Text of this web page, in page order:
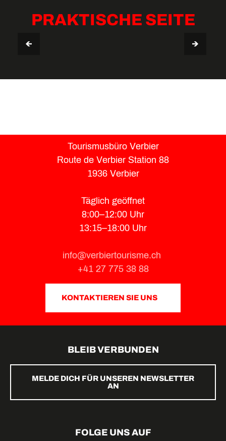
PRAKTISCHE SEITE
AUFENTHALTSGUIDE VERBIER
Tourismusbüro Verbier
Route de Verbier Station 88
1936 Verbier
Täglich geöffnet
8:00–12:00 Uhr
13:15–18:00 Uhr
info@verbiertourisme.ch
+41 27 775 38 88
KONTAKTIEREN SIE UNS
BLEIB VERBUNDEN
MELDE DICH FÜR UNSEREN NEWSLETTER
AN
FOLGE UNS AUF